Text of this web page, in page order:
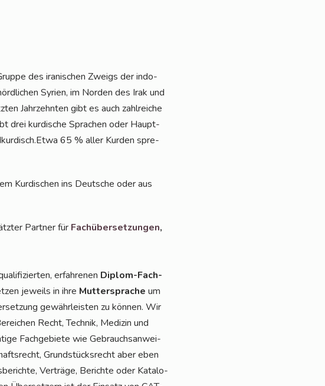
Syri­en, im Nor­den des Irak und
Jahr­zehn­ten gibt es auch zahl­rei­che
drei kur­di­sche Spra­chen oder Haupt­
65 % aller Kur­den spre­
Kur­di­schen ins Deut­sche oder aus
Part­ner für Fach­über­set­zun­gen,
erfah­re­nen Diplom-Fach­
jeweils in ihre Mut­ter­spra­che um
gewähr­leis­ten zu kön­nen. Wir
Recht, Tech­nik, Medi­zin und
Fach­ge­bie­te wie Gebrauchs­an­wei­
Grund­stücks­recht aber eben
Ver­trä­ge, Berich­te oder Kata­lo­